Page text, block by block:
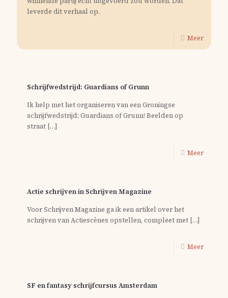
leverde dit verhaal op.
Meer
Schrijfwedstrijd: Guardians of Grunn
Ik help met het organiseren van een Groningse
schrijfwedstrijd: Guardians of Grunn! Beelden op
straat […]
Meer
Actie schrijven in Schrijven Magazine
Voor Schrijven Magazine ga ik een artikel over het
schrijven van Actiescènes opstellen, compleet met […]
Meer
SF en fantasy schrijfcursus Amsterdam